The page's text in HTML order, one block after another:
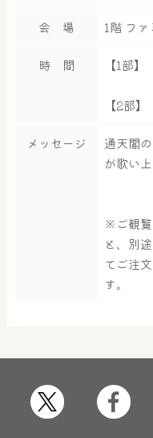
大浴場
はしゃきっズ
会 場 1階 フ
時 間 【1部
【2部
メッセージ
通天閣
が歌い
※ご観覧
と、別
てご注
す。